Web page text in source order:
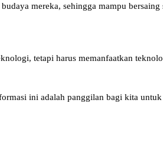
mereka, sehingga mampu bersaing
tetapi harus memanfaatkan
ini adalah panggilan bagi kita